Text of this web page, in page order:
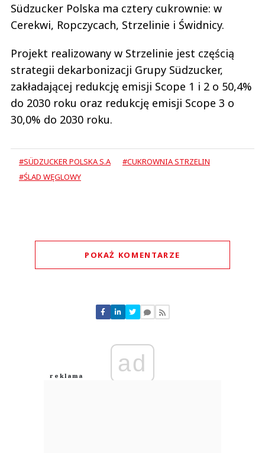
Südzucker Polska ma cztery cukrownie: w
Cerekwi, Ropczycach, Strzelinie i Świdnicy.
Projekt realizowany w Strzelinie jest częścią
strategii dekarbonizacji Grupy Südzucker,
zakładającej redukcję emisji Scope 1 i 2 o 50,4%
do 2030 roku oraz redukcję emisji Scope 3 o
30,0% do 2030 roku.
#SÜDZUCKER POLSKA S.A
#CUKROWNIA STRZELIN
#ŚLAD WĘGLOWY
POKAŻ KOMENTARZE
Nie znaleziono komentarzy
Zostaw swoje komentarze
Anuluj
ad